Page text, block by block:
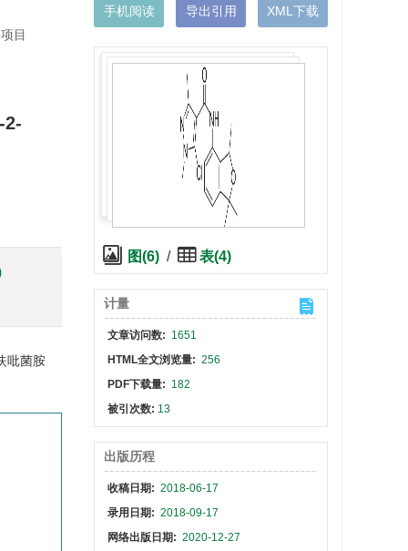
目
吡菌胺
手机阅读 导出引用 XML下载
图(6) / 表(4)
计量
文章访问数: 1651
HTML全文浏览量: 256
PDF下载量: 182
被引次数: 13
出版历程
收稿日期: 2018-06-17
录用日期: 2018-09-17
网络出版日期: 2020-12-27
Compendex 收录